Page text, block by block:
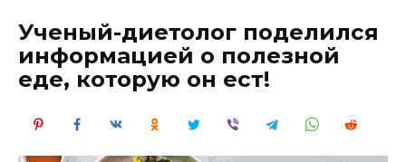
Ученый-диетолог поделился
информацией о полезной
еде, которую он ест!